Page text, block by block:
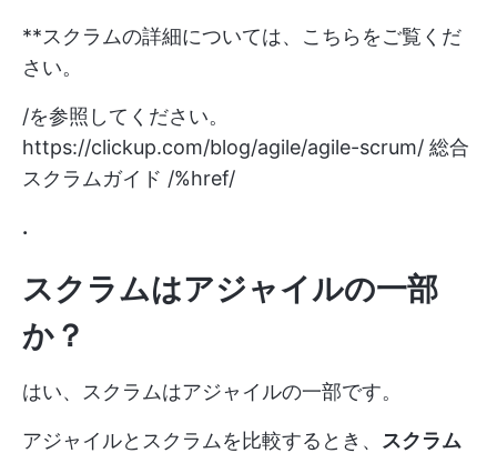
**スクラムの詳細については、こちらをご覧くだ
さい。
/を参照してください。
https://clickup.com/blog/agile/agile-scrum/ 総合
スクラムガイド /%href/
.
スクラムはアジャイルの一部
か？
はい、スクラムはアジャイルの一部です。
アジャイルとスクラムを比較するとき、 スクラム